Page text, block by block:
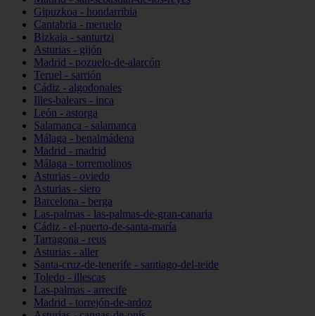
Gipuzkoa - hondarribia
Cantabria - meruelo
Bizkaia - santurtzi
Asturias - gijón
Madrid - pozuelo-de-alarcón
Teruel - sarrión
Cádiz - algodonales
Illes-balears - inca
León - astorga
Salamanca - salamanca
Málaga - benalmádena
Madrid - madrid
Málaga - torremolinos
Asturias - oviedo
Asturias - siero
Barcelona - berga
Las-palmas - las-palmas-de-gran-canaria
Cádiz - el-puerto-de-santa-maría
Tarragona - reus
Asturias - aller
Santa-cruz-de-tenerife - santiago-del-teide
Toledo - illescas
Las-palmas - arrecife
Madrid - torrejón-de-ardoz